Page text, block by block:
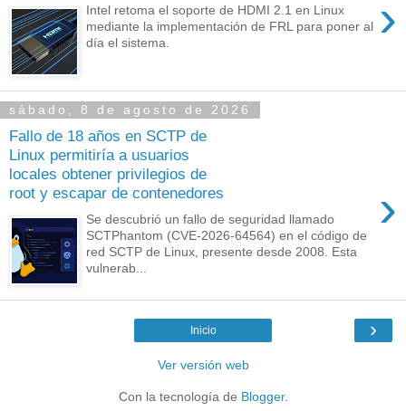
›
Intel retoma el soporte de HDMI 2.1 en Linux
mediante la implementación de FRL para poner al
día el sistema.
sábado, 8 de agosto de 2026
Fallo de 18 años en SCTP de
Linux permitiría a usuarios
locales obtener privilegios de
root y escapar de contenedores
›
Se descubrió un fallo de seguridad llamado
SCTPhantom (CVE-2026-64564) en el código de
red SCTP de Linux, presente desde 2008. Esta
vulnerab...
›
Inicio
Ver versión web
Con la tecnología de Blogger.